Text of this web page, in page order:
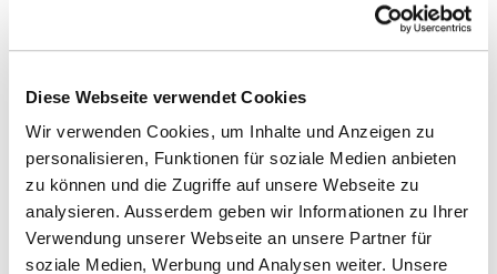
Diese Webseite verwendet Cookies
Wir verwenden Cookies, um Inhalte und Anzeigen zu
personalisieren, Funktionen für soziale Medien anbieten
zu können und die Zugriffe auf unsere Webseite zu
analysieren. Ausserdem geben wir Informationen zu Ihrer
Verwendung unserer Webseite an unsere Partner für
soziale Medien, Werbung und Analysen weiter. Unsere
Brettschichtholz BSH Fichte
Zur Produktseite